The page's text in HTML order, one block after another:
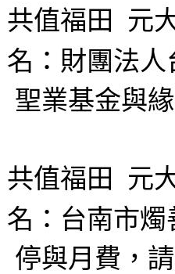
共值福田
元
名：財團法
聖業基金與
共值福田
元
名：台南市
停與月費，